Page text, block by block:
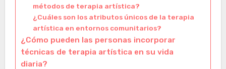
métodos de terapia artística?
¿Cuáles son los atributos únicos de la terapia
artística en entornos comunitarios?
¿Cómo pueden las personas incorporar
técnicas de terapia artística en su vida
diaria?